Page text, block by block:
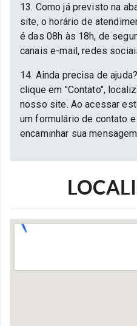
13. Como já previsto na
site, o horário de
é das 08h às 18h, de
canais e-mail, redes
14. Ainda precisa de
clique em "Contato",
nosso site. Ao acessar
um formulário de contato
encaminhar sua